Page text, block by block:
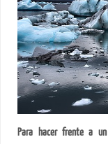
Para hacer frente a